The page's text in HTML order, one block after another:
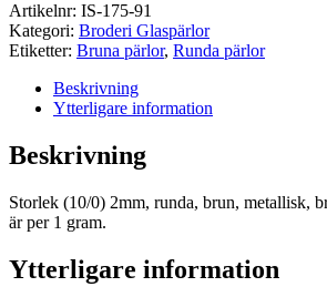
Artikelnr: IS-175-91
Kategori: Broderi Glaspärlor
Etiketter: Bruna pärlor, Runda pärlor
Beskrivning
Ytterligare information
Beskrivning
Storlek (10/0) 2mm, runda, brun, metallisk,
är per 1 gram.
Ytterligare information